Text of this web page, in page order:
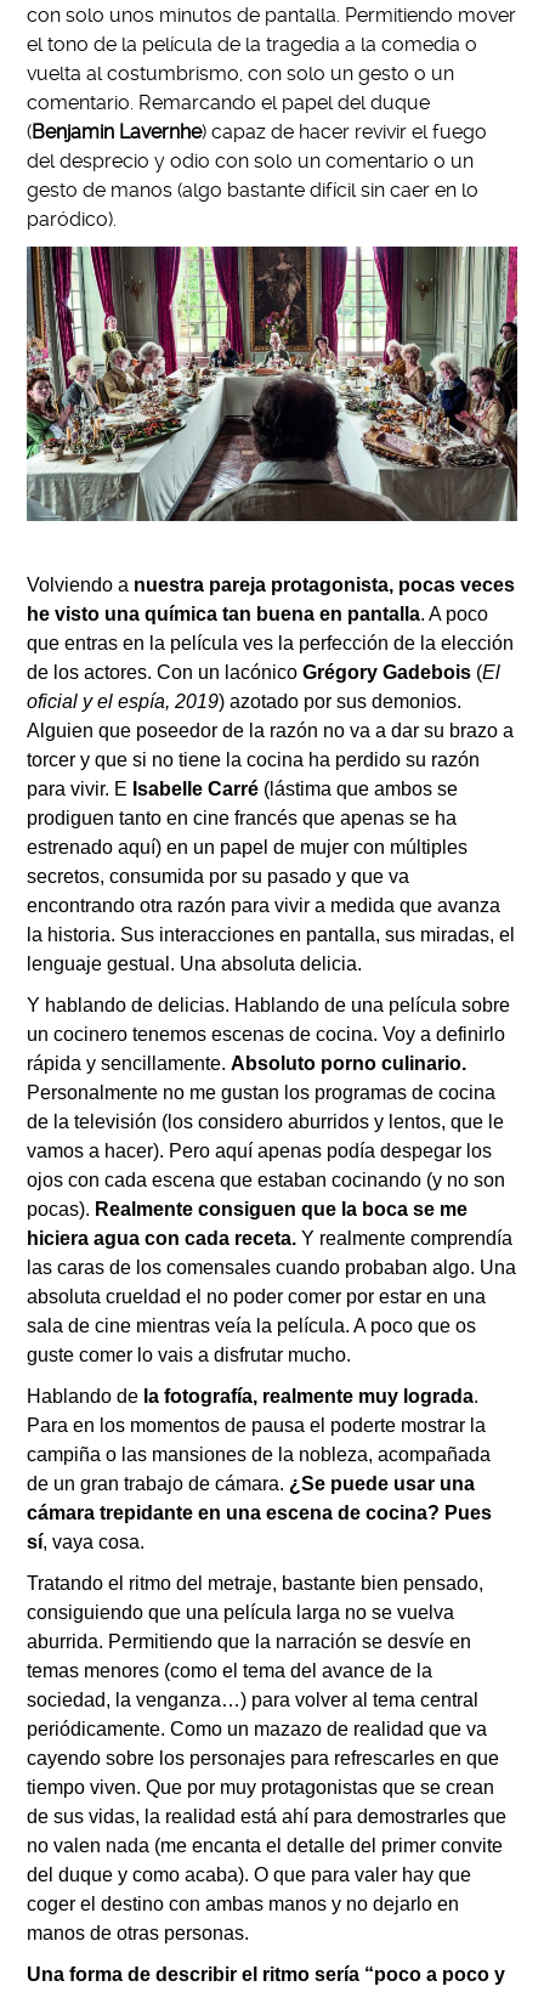
con solo unos minutos de pantalla. Permitiendo mover
el tono de la película de la tragedia a la comedia o
vuelta al costumbrismo, con solo un gesto o un
comentario. Remarcando el papel del duque
(Benjamin Lavernhe) capaz de hacer revivir el fuego
del desprecio y odio con solo un comentario o un
gesto de manos (algo bastante difícil sin caer en lo
paródico).
Volviendo a nuestra pareja protagonista, pocas veces
he visto una química tan buena en pantalla. A poco
que entras en la película ves la perfección de la elección
de los actores.Con un lacónicoGrégory Gadebois (El
oficial y el espía, 2019) azotado por sus demonios.
Alguien que poseedor de la razón no va a dar su brazo a
torcer y que si no tiene la cocina ha perdido su razón
para vivir. E Isabelle Carré (lástima que ambos se
prodiguen tanto en cine francés que apenas se ha
estrenado aquí) en un papel de mujer con múltiples
secretos, consumida por su pasado y que va
encontrando otra razón para vivir a medida que avanza
la historia. Sus interacciones en pantalla, sus miradas, el
lenguaje gestual. Una absoluta delicia.
Y hablando de delicias. Hablando de una película sobre
un cocinero tenemos escenas de cocina. Voy a definirlo
rápida y sencillamente.Absoluto porno culinario.
Personalmente no me gustan los programas de cocina
de la televisión (los considero aburridos y lentos, que le
vamos a hacer). Pero aquí apenas podía despegar los
ojos con cada escena que estaban cocinando (y no son
pocas). Realmente consiguen que la boca se me
hiciera agua con cada receta. Y realmente comprendía
las caras de los comensales cuando probaban algo. Una
absoluta crueldad el no poder comer por estar en una
sala de cine mientras veía la película. A poco que os
guste comer lo vais a disfrutar mucho.
Hablando de la fotografía, realmente muy lograda.
Para en los momentos de pausa el poderte mostrar la
campiña o las mansiones de la nobleza, acompañada
de un gran trabajo de cámara. ¿Se puede usar una
cámara trepidante en una escena de cocina? Pues
sí, vaya cosa.
Tratando el ritmo del metraje, bastante bien pensado,
consiguiendo que una película larga no se vuelva
aburrida. Permitiendo que la narración se desvíe en
temas menores (como el tema del avance de la
sociedad, la venganza…) para volver al tema central
periódicamente. Como un mazazo de realidad que va
cayendo sobre los personajes para refrescarles en que
tiempo viven. Que por muy protagonistas que se crean
de sus vidas, la realidad está ahí para demostrarles que
no valen nada (me encanta el detalle del primer convite
del duque y como acaba). O que para valer hay que
coger el destino con ambas manos y no dejarlo en
manos de otras personas.
Una forma de describir el ritmo sería “poco a poco y